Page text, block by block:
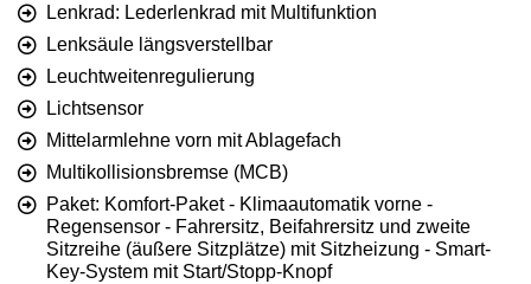
Lenkrad: Lederlenkrad mit Multifunktion
Lenksäule längsverstellbar
Leuchtweitenregulierung
Lichtsensor
Mittelarmlehne vorn mit Ablagefach
Multikollisionsbremse (MCB)
Paket: Komfort-Paket - Klimaautomatik vorne -
Regensensor - Fahrersitz, Beifahrersitz und zweite
Sitzreihe (äußere Sitzplätze) mit Sitzheizung - Smart-
Key-System mit Start/Stopp-Knopf